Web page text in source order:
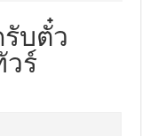
บตั๋ว
วร์